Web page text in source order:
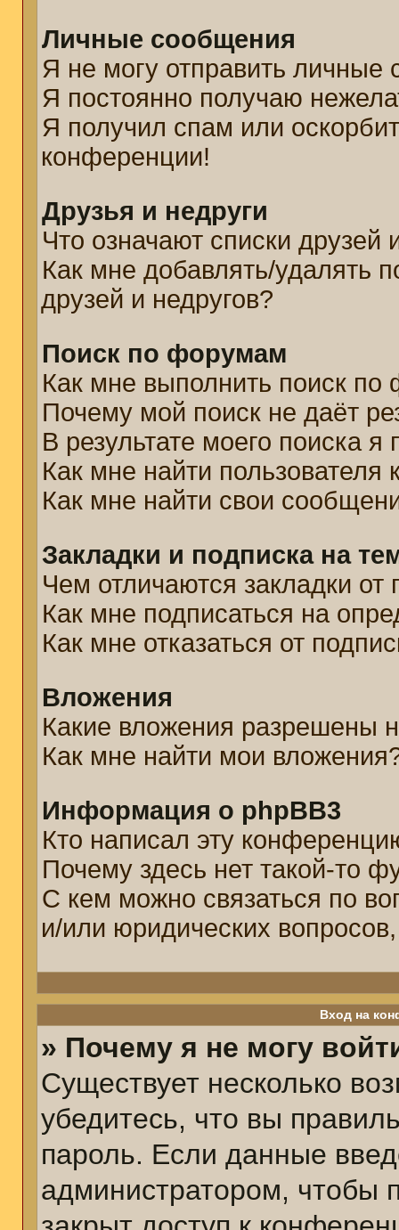
Личные сообщения
Я не могу отправить личные
Я постоянно получаю
Я получил спам или
конференции!
Друзья и недруги
Что означают списки друзей
Как мне добавлять/удалять
друзей и недругов?
Поиск по форумам
Как мне выполнить поиск
Почему мой поиск не даёт
В результате моего поиска
Как мне найти пользователя
Как мне найти свои
Закладки и подписка на
Чем отличаются закладки от
Как мне подписаться на
Как мне отказаться от
Вложения
Какие вложения разрешены
Как мне найти мои
Информация о phpBB3
Кто написал эту
Почему здесь нет такой-то
С кем можно связаться по
и/или юридических
Вход на
» Почему я не могу
Существует несколько
убедитесь, что вы
пароль. Если данные
администратором, чтобы